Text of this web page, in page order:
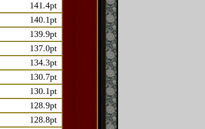
141.4pt
140.1pt
139.9pt
137.0pt
134.3pt
130.7pt
130.1pt
128.9pt
128.8pt